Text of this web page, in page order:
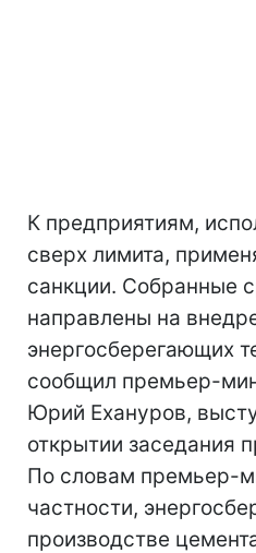
К предприятиям,
сверх лимита,
санкции. Собранные
направлены на
энергосберегающих
сообщил премьер-
Юрий Ехануров,
открытии заседания
По словам премьер-
частности,
производстве